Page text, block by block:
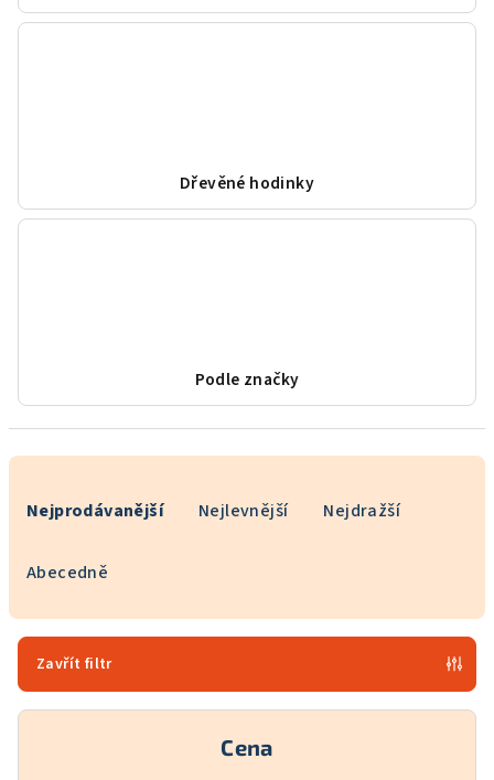
Dřevěné hodinky
Podle značky
r
o
Nejprodávanější Nejlevnější Nejdražší
Abecedně
Zavřít filtr
Cena